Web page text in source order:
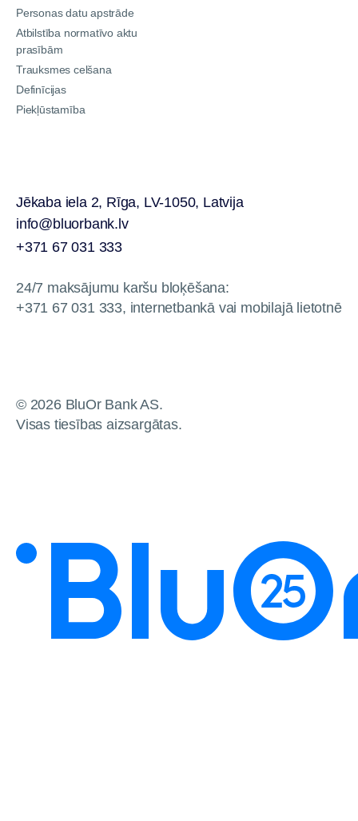
Personas datu apstrāde
Atbilstība normatīvo aktu
prasībām
Trauksmes celšana
Definīcijas
Piekļūstamība
Jēkaba iela 2, Rīga, LV-1050, Latvija
info@bluorbank.lv
+371 67 031 333
24/7 maksājumu karšu bloķēšana:
+371 67 031 333, internetbankā vai mobilajā lietotnē
© 2026 BluOr Bank AS.
Visas tiesības aizsargātas.